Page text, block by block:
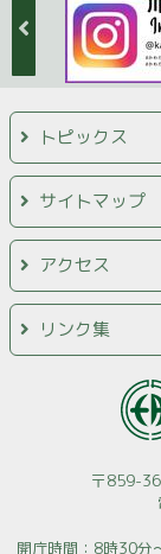
トピックス
サイトマップ
アクセス
リンク集
〒859-
開庁時間：8時30